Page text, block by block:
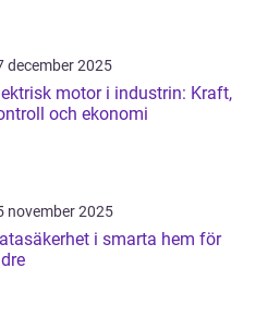
december 2025
motor i industrin: Kraft,
och ekonomi
november 2025
i smarta hem för